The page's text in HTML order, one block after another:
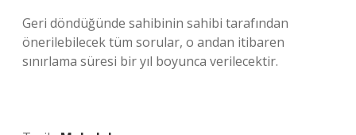
Geri döndüğünde sahibinin sahibi tarafından
önerilebilecek tüm sorular, o andan itibaren
sınırlama süresi bir yıl boyunca verilecektir.